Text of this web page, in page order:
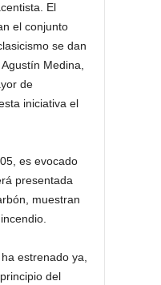
El
el conjunto
se dan
Medina,
de
iniciativa el
es evocado
presentada
muestran
estrenado ya,
del